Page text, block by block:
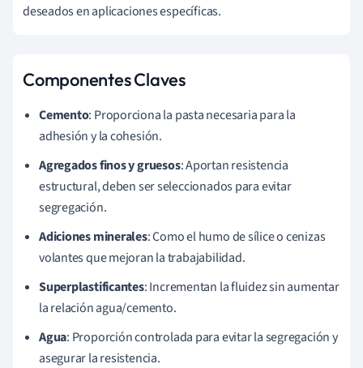
deseados en aplicaciones específicas.
Componentes Claves
Cemento: Proporciona la pasta necesaria para la
adhesión y la cohesión.
Agregados finos y gruesos: Aportan resistencia
estructural, deben ser seleccionados para evitar
segregación.
Adiciones minerales: Como el humo de sílice o cenizas
volantes que mejoran la trabajabilidad.
Superplastificantes: Incrementan la fluidez sin aumentar
la relación agua/cemento.
Agua: Proporción controlada para evitar la segregación y
asegurar la resistencia.